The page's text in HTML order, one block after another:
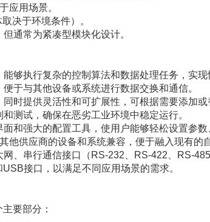
应用场景。
决于环境条件）。
通常为紧凑型模块化设计。
能够执行复杂的控制算法和数据处理任务，实现
便于与其他设备或系统进行数据交换和通信。
时提供灵活性和可扩展性，可根据需要添加或
和测试，确保在恶劣工业环境中稳定运行。
面和强大的配置工具，使用户能够轻松设置参数
他供应商的设备和系统兼容，便于融入现有的
网、串行通信接口（RS-232、RS-422、RS-
接口，以满足不同应用场景的需求。
要部分：